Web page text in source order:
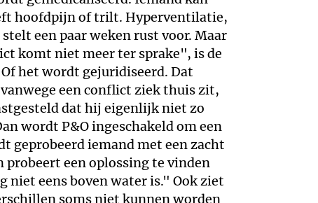
hoofdpijn of trilt. Hyperventilatie,
een paar weken rust voor. Maar
komt niet meer ter sprake", is de
het wordt gejuridiseerd. Dat
een conflict ziek thuis zit,
dat hij eigenlijk niet zo
wordt P&O ingeschakeld om een
geprobeerd iemand met een zacht
een oplossing te vinden
niet eens boven water is." Ook ziet
soms niet kunnen worden